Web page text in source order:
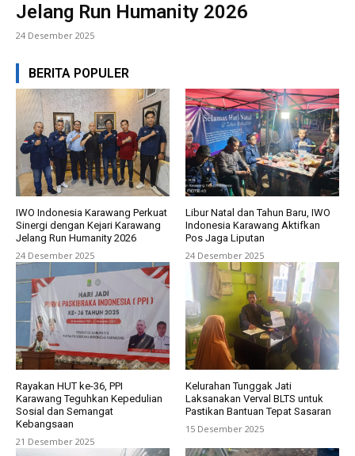
Jelang Run Humanity 2026
24 Desember 2025
BERITA POPULER
IWO Indonesia Karawang Perkuat
Sinergi dengan Kejari Karawang
Jelang Run Humanity 2026
24 Desember 2025
Libur Natal dan Tahun Baru, IWO
Indonesia Karawang Aktifkan
Pos Jaga Liputan
24 Desember 2025
Rayakan HUT ke-36, PPI
Karawang Teguhkan Kepedulian
Sosial dan Semangat
Kebangsaan
21 Desember 2025
Kelurahan Tunggak Jati
Laksanakan Verval BLTS untuk
Pastikan Bantuan Tepat Sasaran
15 Desember 2025